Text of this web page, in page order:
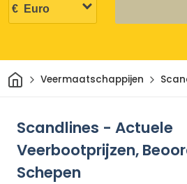
ThuisVeermaatschappijen
Scandlines - Actuele
Veerbootprijzen,
Schepen